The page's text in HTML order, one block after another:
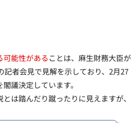
可能性があることは、 麻生財務大臣が
記者会見で見解を示しており、2月27
閣議決定しています。
は踏んだり蹴ったりに見えますが、